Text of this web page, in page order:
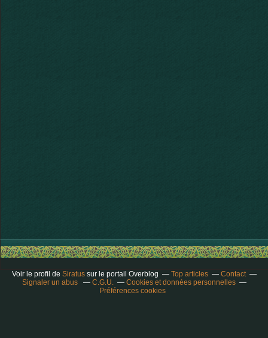
Voir le profil de Siratussur le portail Overblog Top articles
Contact
Signaler un abus
C.G.U.
Cookies et données personnelles
Préférences cookies